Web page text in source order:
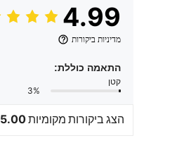
4.99
מדיניות ביקורות
התאמה כוללת:
קטן
3%
הצג ביקורות מקומיות5.00